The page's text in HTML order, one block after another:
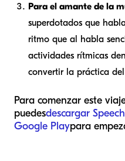
Para el amante de la
superdotados que
ritmo que al habla
actividades rítmicas
convertir la práctica
Para comenzar este
puedesdescargar
Google Playpara